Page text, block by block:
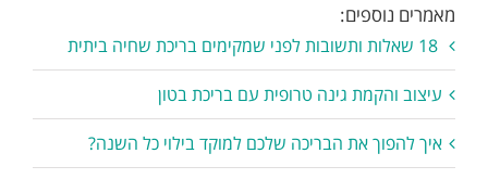
מאמרים נוספים:
עיצוב והקמת גינה טרופית עם בריכת בטון
איך להפוך את הבריכה שלכם למוקד בילוי כל השנה?